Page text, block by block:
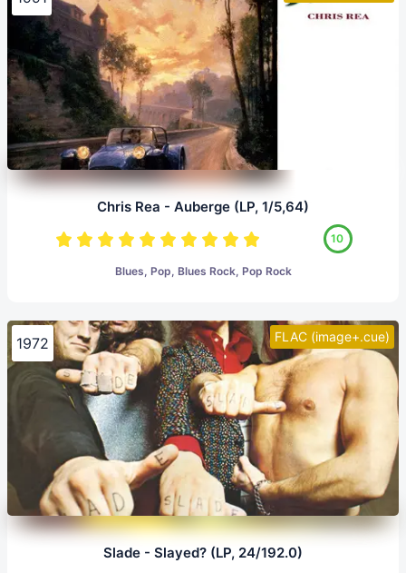
Chris Rea - Auberge (LP, 1/5,64)
10
Blues, Pop, Blues Rock, Pop Rock
FLAC (image+.cue)
1972
Slade - Slayed? (LP, 24/192.0)